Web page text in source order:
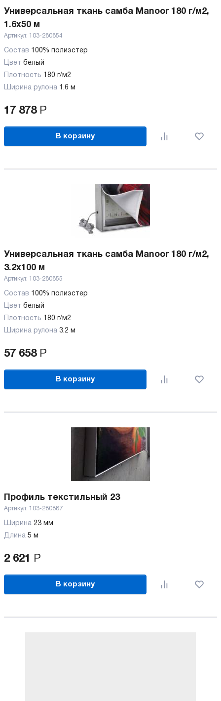
Универсальная ткань самба Manoor 180 г/м2,
1.6х50 м
Артикул: 103-280854
Состав 100% полиэстер
Цвет белый
Плотность 180 г/м2
Ширина рулона 1.6 м
17 878 Р
В корзину
Универсальная ткань самба Manoor 180 г/м2,
3.2х100 м
Артикул: 103-280855
Состав 100% полиэстер
Цвет белый
Плотность 180 г/м2
Ширина рулона 3.2 м
57 658 Р
В корзину
Профиль текстильный 23
Артикул: 103-280887
Ширина 23 мм
Длина 5 м
2 621 Р
В корзину